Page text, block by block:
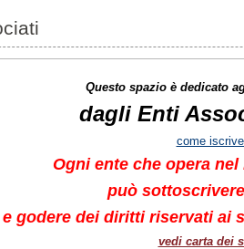
Questo spazio è dedicato
dagli Enti
come
Ogni ente che opera
può
e godere dei diritti riservati ai
vedi carta dei